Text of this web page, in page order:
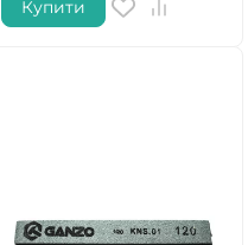
Купити